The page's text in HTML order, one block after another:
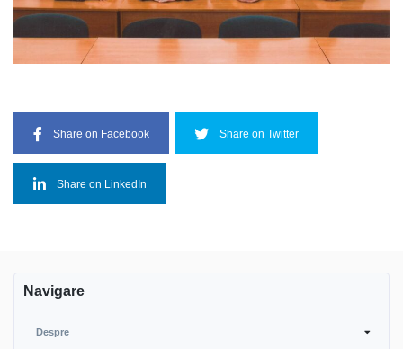
Share on Facebook Share on Twitter
Share on LinkedIn
Navigare
Despre